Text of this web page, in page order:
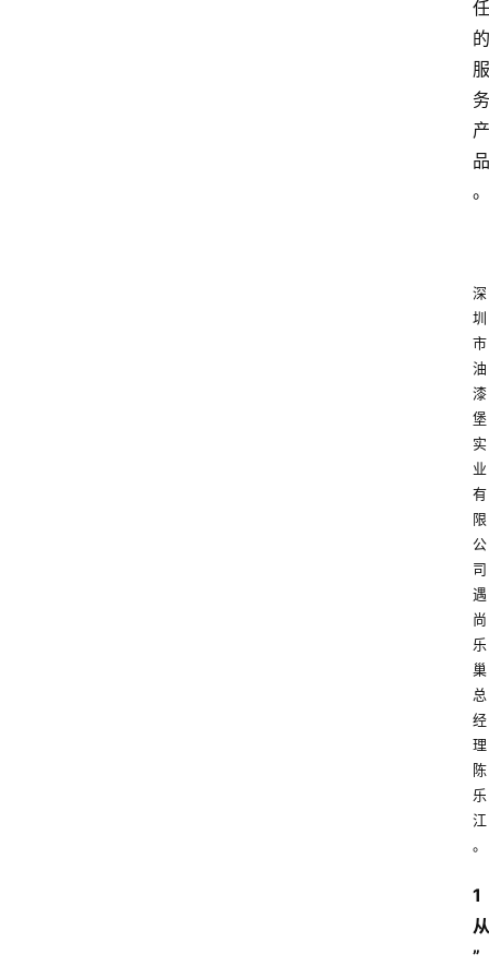
任
的
服
务
产
品
。
深
圳
市
油
漆
堡
实
业
有
限
公
司
遇
尚
乐
巢
总
经
理
陈
乐
江
。
1
从
”